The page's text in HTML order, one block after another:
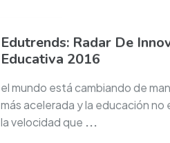
Edutrends: Radar De
Educativa 2016
más acelerada y la educación no
la velocidad que ...